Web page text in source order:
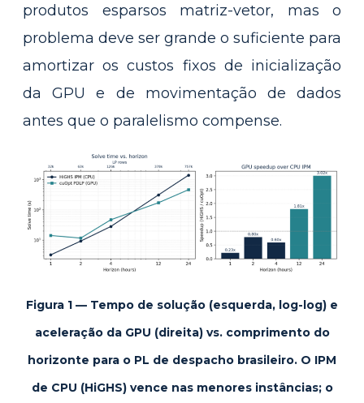
produtos esparsos matriz-vetor, mas o
problema deve ser grande o suficiente para
amortizar os custos fixos de inicialização
da GPU e de movimentação de dados
antes que o paralelismo compense.
Figura 1 — Tempo de solução (esquerda, log-log) e
aceleração da GPU (direita) vs. comprimento do
horizonte para o PL de despacho brasileiro. O IPM
de CPU (HiGHS) vence nas menores instâncias; o